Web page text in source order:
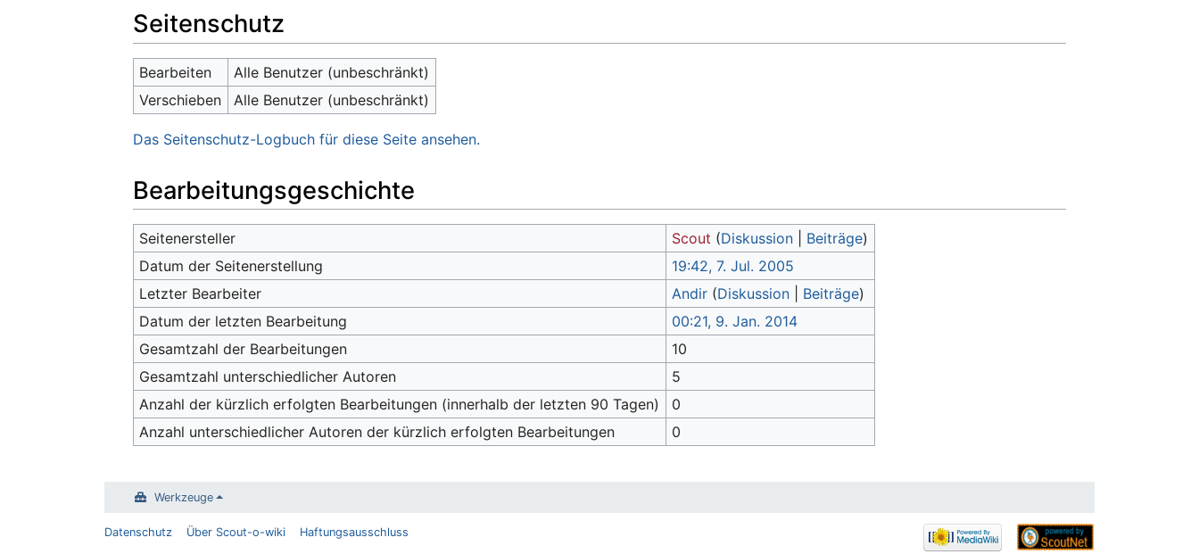
Seitenschutz
Bearbeiten
Alle Benutzer (unbeschränkt)
Verschieben
Alle Benutzer (unbeschränkt)
Das Seitenschutz-Logbuch für diese Seite ansehen.
Bearbeitungsgeschichte
Seitenersteller Scout (Diskussion Beiträge)
Datum der Seitenerstellung
19:42, 7. Jul. 2005
Letzter Bearbeiter
Andir (Diskussion Beiträge)
Datum der letzten Bearbeitung
00:21, 9. Jan. 2014
Gesamtzahl der Bearbeitungen
10
Gesamtzahl unterschiedlicher Autoren
5
Anzahl der kürzlich erfolgten Bearbeitungen (innerhalb der letzten 90 Tagen)
0
Anzahl unterschiedlicher Autoren der kürzlich erfolgten Bearbeitungen
0
Werkzeuge
Datenschutz Über Scout-o-wiki Haftungsausschluss